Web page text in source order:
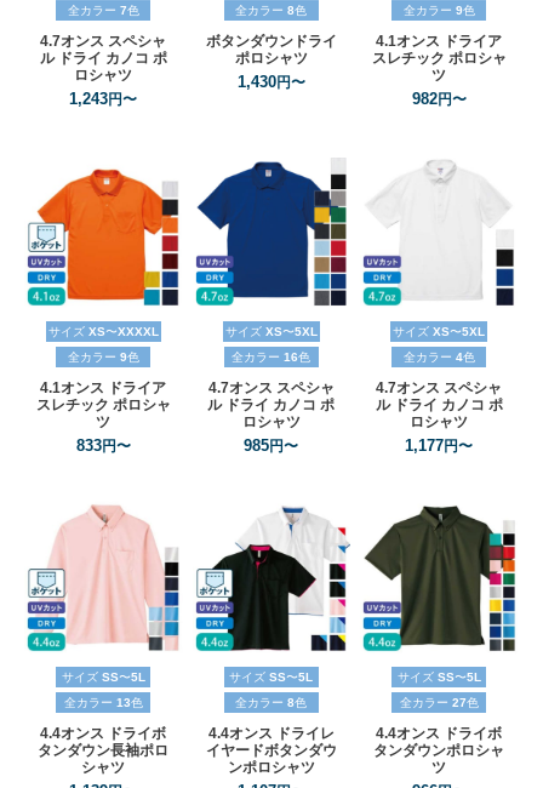
全カラー 7色
4.7オンス スペシャ
ル ドライ カノコ ポ
ロシャツ
1,243円〜
全カラー 8色
ボタンダウンドライ
ポロシャツ
1,430円〜
全カラー 9色
4.1オンス
ドライア
スレチック ポロシャ
ツ
982円〜
サイズ XS〜XXXXL
全カラー 9色
4.1オンス ドライア
スレチック ポロシャ
ツ
833円〜
サイズ XS〜5XL
全カラー 16色
4.7オンス スペシャ
ル ドライ カノコ ポ
ロシャツ
985円〜
サイズ XS〜5XL
全カラー 4色
4.7オンス スペシャ
ル ドライ カノコ ポ
ロシャツ
1,177円〜
サイズ SS〜5L
全カラー 13色
4.4オンス
ドライボ
タンダウン長袖ポロ
シャツ
サイズ SS〜5L
全カラー 8色
4.4オンス
ドライレ
イヤードボタンダウ
ンポロシャツ
サイズ SS〜5L
全カラー 27色
4.4オンス
ドライボ
タンダウンポロシャ
ツ